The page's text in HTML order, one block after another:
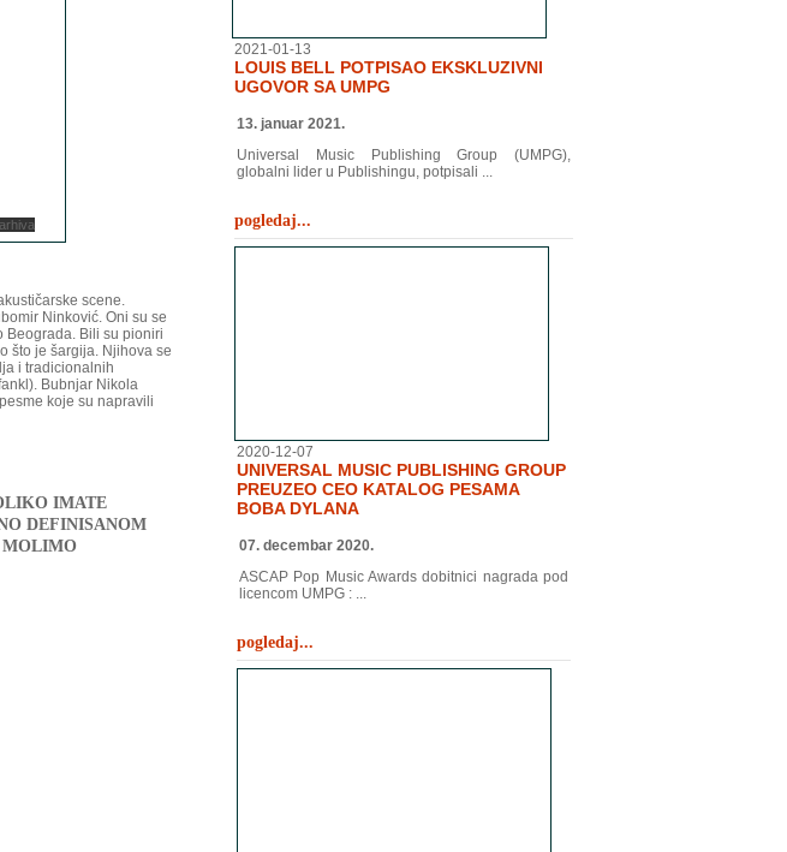
scene.
Ninković. Oni su se
Beograda. Bili su pioniri
što je šargija. Njihova se
i tradicionalnih
Bubnjar Nikola
koje su napravili
IMATE
DEFINISANOM
MOLIMO
2021-01-13
LOUIS BELL POTPISAO EKSKLUZIVNI
UGOVOR SA UMPG
13. januar 2021.
Universal Music Publishing Group (UMPG),
globalni lider u Publishingu, potpisali ...
pogledaj...
2020-12-07
UNIVERSAL MUSIC PUBLISHING GROUP
PREUZEO CEO KATALOG PESAMA
BOBA DYLANA
07. decembar 2020.
ASCAP Pop Music Awards dobitnici nagrada pod
licencom UMPG : ...
pogledaj...